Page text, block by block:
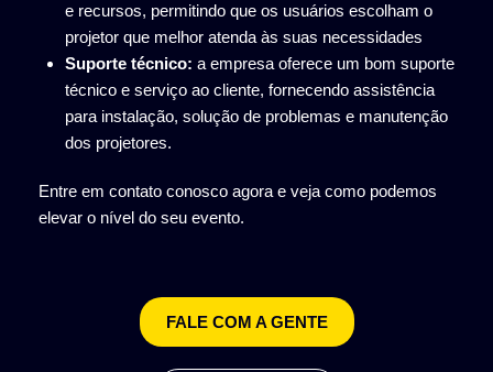
e recursos, permitindo que os usuários escolham o
projetor que melhor atenda às suas necessidades
Suporte técnico: a empresa oferece um bom suporte
técnico e serviço ao cliente, fornecendo assistência
para instalação, solução de problemas e manutenção
dos projetores.
Entre em contato conosco agora e veja como podemos
elevar o nível do seu evento.
FALE COM A GENTE